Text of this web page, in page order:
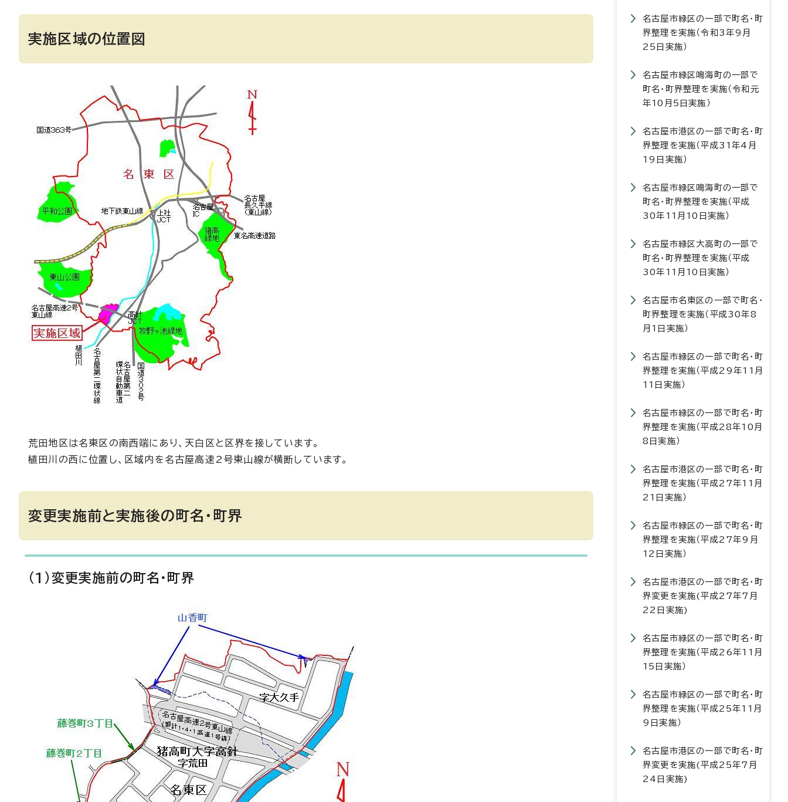
実施区域の位置図
荒田地区は名東区の南西端にあり、天白区と区界を接しています。
植田川の西に位置し、区域内を名古屋高速2号東山線が横断しています。
変更実施前と実施後の町名・町界
(1)変更実施前の町名・町界
名古屋市緑区の一部で町名・町
界整理を実施（令和3年9月
25日実施）
名古屋市緑区鳴海町の一部で
町名・町界整理を実施（令和元
年10月5日実施）
名古屋市港区の一部で町名・町
界整理を実施（平成31年4月
19日実施）
名古屋市緑区鳴海町の一部で
町名・町界整理を実施（平成
30年11月10日実施）
名古屋市緑区大高町の一部で
町名・町界整理を実施（平成
30年11月10日実施）
名古屋市名東区の一部で町名・
町界整理を実施（平成30年8
月1日実施）
名古屋市緑区の一部で町名・町
界整理を実施（平成29年11月
11日実施）
名古屋市緑区の一部で町名・町
界整理を実施（平成28年10月
8日実施）
名古屋市港区の一部で町名・町
界整理を実施（平成27年11月
21日実施）
名古屋市緑区の一部で町名・町
界整理を実施（平成27年9月
12日実施）
名古屋市港区の一部で町名・町
界変更を実施(平成27年7月
22日実施)
名古屋市緑区の一部で町名・町
界整理を実施（平成26年11月
15日実施）
名古屋市緑区の一部で町名・町
界整理を実施（平成25年11月
9日実施）
名古屋市港区の一部で町名・町
界変更を実施(平成25年7月
24日実施)